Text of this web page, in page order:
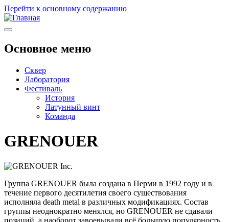
Перейти к основному содержанию
Основное меню
Сквер
Лаборатория
Фестиваль
История
Латунный винт
Команда
GRENOUER
Группа GRENOUER была создана в Перми в 1992 году и в
течение первого десятилетия своего существования
исполняла death metal в различных модификациях. Состав
группы неоднократно менялся, но GRENOUER не сдавали
позиций, а наоборот завоевывали всё большую популярность